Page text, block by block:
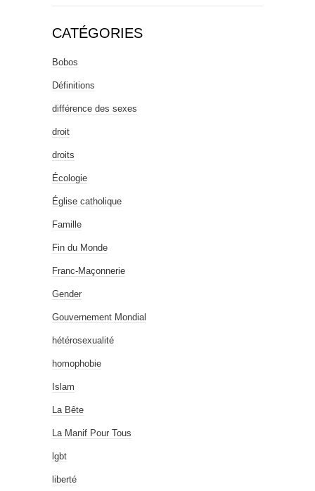
CATÉGORIES
Bobos
Définitions
différence des sexes
droit
droits
Écologie
Église catholique
Famille
Fin du Monde
Franc-Maçonnerie
Gender
Gouvernement Mondial
hétérosexualité
homophobie
Islam
La Bête
La Manif Pour Tous
lgbt
liberté